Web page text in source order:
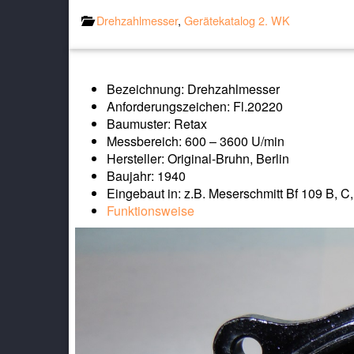
Drehzahlmesser, Gerätekatalog 2. WK
Bezeichnung: Drehzahlmesser
Anforderungszeichen: Fl.20220
Baumuster: Retax
Messbereich: 600 – 3600 U/min
Hersteller: Original-Bruhn, Berlin
Baujahr: 1940
Eingebaut in: z.B. Meserschmitt Bf 109 B,
Funktionsweise